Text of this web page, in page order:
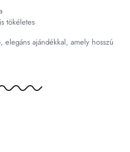
tökéletes
ajándékkal, amely hosszú